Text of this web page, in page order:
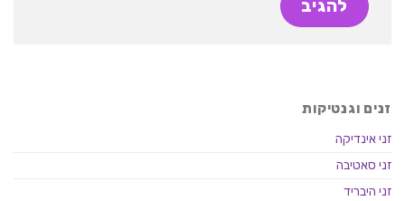
זנים וגנטיקות
זני אינדיקה
זני סאטיבה
זני היבריד